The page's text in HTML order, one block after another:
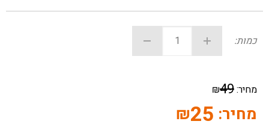
כמות:
מחיר:49
₪
מחיר: 25
₪